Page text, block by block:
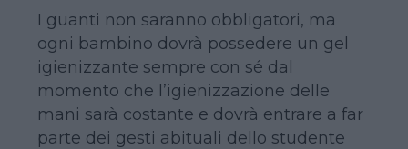
I guanti non saranno obbligatori, ma
ogni bambino dovrà possedere un gel
igienizzante sempre con sé dal
momento che l’igienizzazione delle
mani sarà costante e dovrà entrare a far
parte dei gesti abituali dello studente